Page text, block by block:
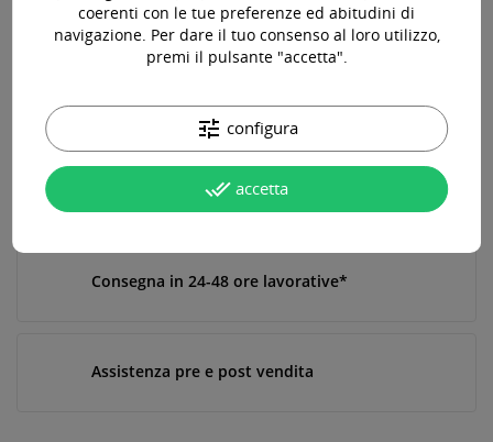
Acquista 119,00 € (iva incl.) di prodotti per ottenere la
Paga online, alla consegna o in comode rate
Consegna in 24-48 ore lavorative*
Assistenza pre e post vendita
coerenti con le tue preferenze ed abitudini di
navigazione. Per dare il tuo consenso al loro utilizzo,
premi il pulsante "accetta".
tune configura
done_all accetta